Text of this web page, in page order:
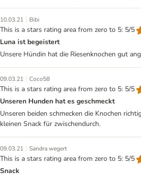
10.03.21 | Bibi
This is a stars rating area from zero to 5: 5/5
Luna ist begeistert
Unsere Hündin hat die Riesenknochen gut
09.03.21 | Coco58
This is a stars rating area from zero to 5: 5/5
Unseren Hunden hat es geschmeckt
Unseren beiden schmecken die Knochen
kleinen Snack für zwischendurch.
09.03.21 | Sandra wegert
This is a stars rating area from zero to 5: 5/5
Snack